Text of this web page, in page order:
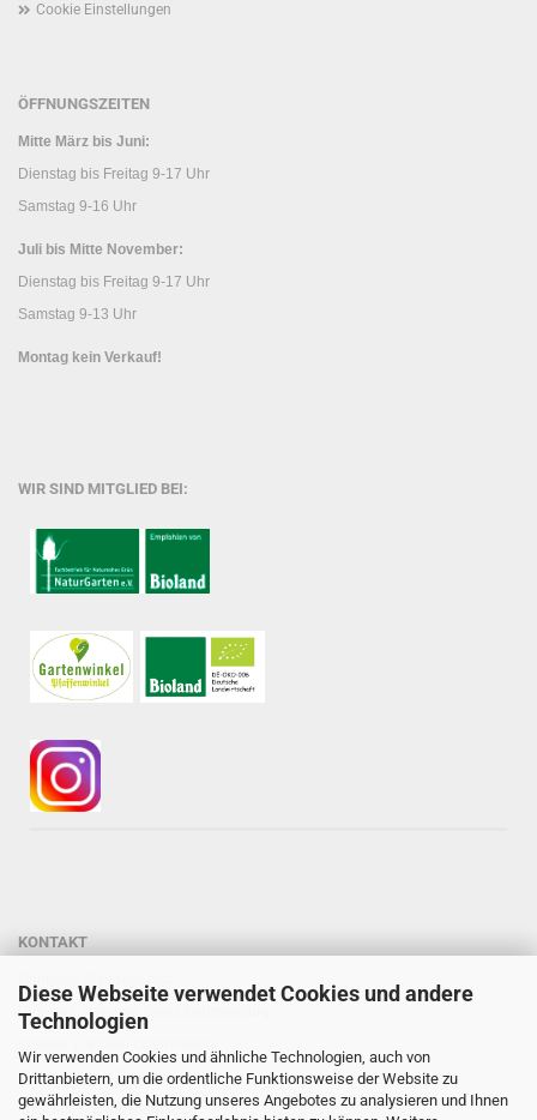
Diese Webseite verwendet Cookies und andere
Technologien
Wir verwenden Cookies und ähnliche Technologien, auch von
Drittanbietern, um die ordentliche Funktionsweise der Website zu
gewährleisten, die Nutzung unseres Angebotes zu analysieren und Ihnen
Cookie Einstellungen
ÖFFNUNGSZEITEN
Mitte März bis Juni:
Dienstag bis Freitag 9-17 Uhr
Samstag 9-16 Uhr
Juli bis Mitte November:
Dienstag bis Freitag 9-17 Uhr
Samstag 9-13 Uhr
Montag kein Verkauf!
WIR SIND MITGLIED BEI:
KONTAKT
Dipl.-Ing. Susanne Spatz-Behmenburg
Tel: 0 88 03 - 47 80 900
Mail: info@staudenspatz.de